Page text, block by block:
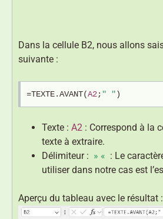
Dans la cellule B2, nous allons
suivante :
=TEXTE.AVANT(A2; " ")
Texte : A2 : Correspond à la
texte à extraire.
Délimiteur : » « : Le
utiliser dans notre cas est
Aperçu du tableau avec le résultat :